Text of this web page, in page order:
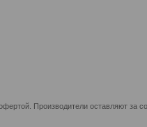
Производители оставляют за